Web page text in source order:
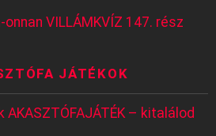
VILLÁMKVÍZ 147. rész
JÁTÉKOK
– kitalálod